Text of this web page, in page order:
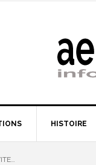
HISTOIRE